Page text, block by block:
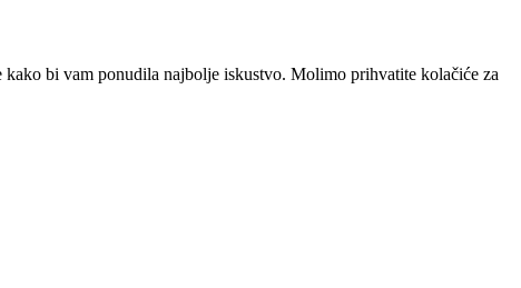
bi vam ponudila najbolje iskustvo. Molimo prihvatite kolačiće za